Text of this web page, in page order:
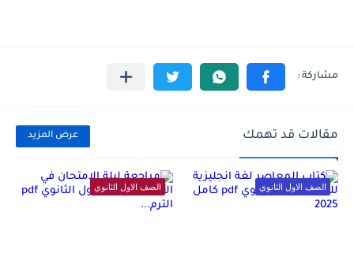
مقالات قد تهمك عرض المزيد
الصف الاول الثانوي الصف الاول الثانوي